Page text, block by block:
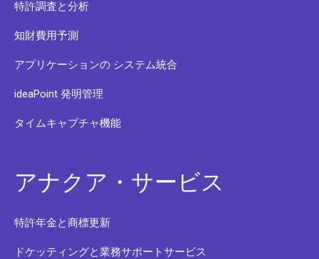
特許調査と分析
知財費用予測
アプリケーションの システム統合
ideaPoint 発明管理
タイムキャプチャ機能
アナクア・サービス
特許年金と商標更新
ドケッティングと業務サポートサービス